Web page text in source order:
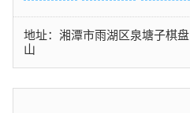
地址：湘潭市雨湖区泉塘子棋盘
山